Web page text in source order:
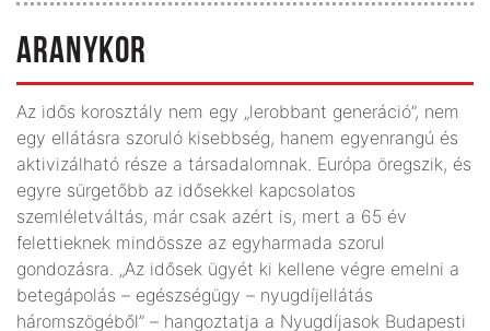
ARANYKOR
Az idős korosztály nem egy „lerobbant generáció”, nem
egy ellátásra szoruló kisebbség, hanem egyenrangú és
aktivizálható része a társadalomnak. Európa öregszik, és
egyre sürgetőbb az idősekkel kapcsolatos
szemléletváltás, már csak azért is, mert a 65 év
felettieknek mindössze az egyharmada szorul
gondozásra. „Az idősek ügyét ki kellene végre emelni a
betegápolás – egészségügy – nyugdíjellátás
háromszögéből” – hangoztatja a Nyugdíjasok Budapesti